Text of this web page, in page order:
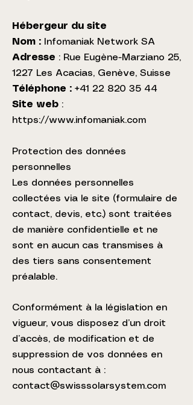
Hébergeur du site
Nom : Infomaniak Network SA
Adresse : Rue Eugène-Marziano 25,
1227 Les Acacias, Genève, Suisse
Téléphone : +41 22 820 35 44
Site web :
https://www.infomaniak.com
Protection des données
personnelles
Les données personnelles
collectées via le site (formulaire de
contact, devis, etc.) sont traitées
de manière confidentielle et ne
sont en aucun cas transmises à
des tiers sans consentement
préalable.
Conformément à la législation en
vigueur, vous disposez d’un droit
d’accès, de modification et de
suppression de vos données en
nous contactant à :
contact@swisssolarsystem.com